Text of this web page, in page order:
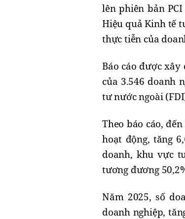
lên phiên bản
Hiệu quả Kinh tế
thực tiễn của
Báo cáo được
của 3.546 doanh
tư nước ngoài
Theo báo cáo,
hoạt động, tăng
doanh, khu vực
tương đương
Năm 2025, số
doanh nghiệp,